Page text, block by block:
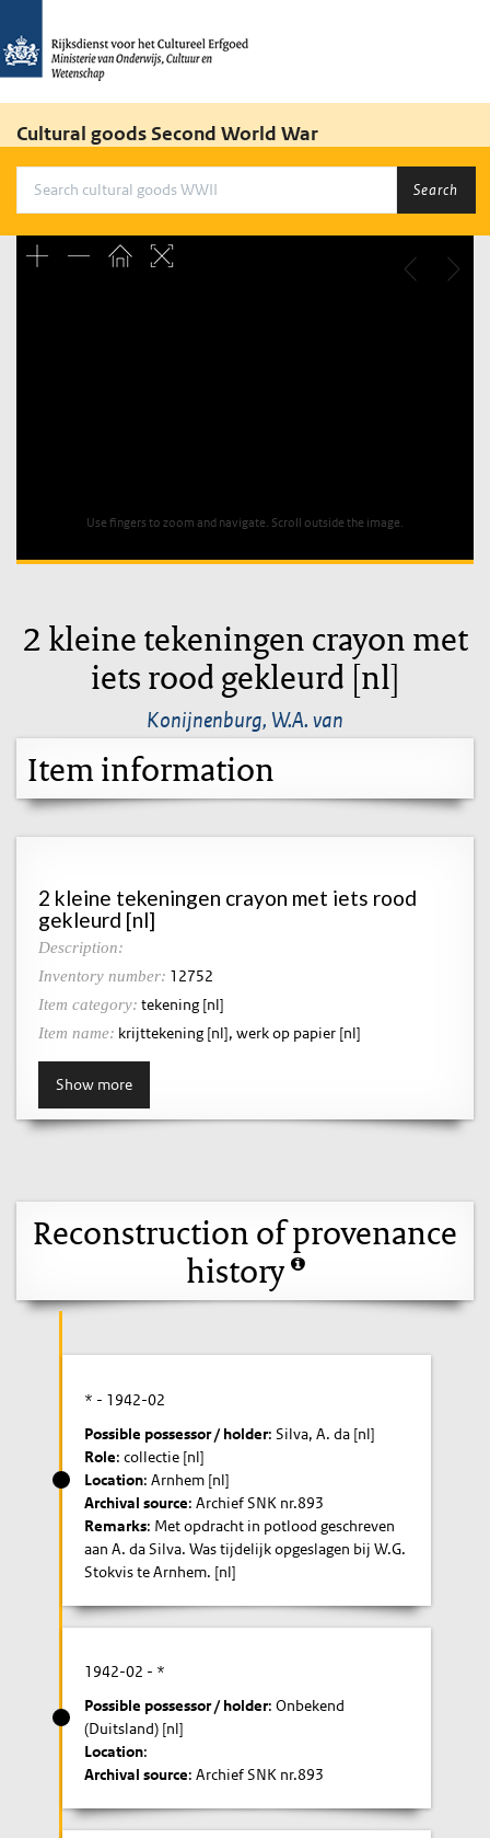
Cultural goods Second World War
Search
Use fingers to zoom and navigate. Scroll outside the image.
2 kleine tekeningen crayon met
iets rood gekleurd [nl]
Konijnenburg, W.A. van
Item information
2 kleine tekeningen crayon met iets rood
gekleurd [nl]
Description:
Inventory number: 12752
Item category: tekening [nl]
Item name: krijttekening [nl], werk op papier [nl]
Show more
Reconstruction of provenance
history
* - 1942-02
Possible possessor / holder: Silva, A. da [nl]
Role: collectie [nl]
Location: Arnhem [nl]
Archival source: Archief SNK nr.893
Remarks: Met opdracht in potlood geschreven
aan A. da Silva. Was tijdelijk opgeslagen bij W.G.
Stokvis te Arnhem. [nl]
1942-02 - *
Possible possessor / holder: Onbekend
(Duitsland) [nl]
Location:
Archival source: Archief SNK nr.893